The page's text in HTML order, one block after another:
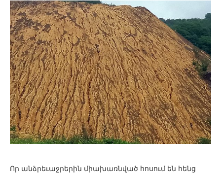
Որ անձրեւաջրերին միախառնված հոսում են հենց